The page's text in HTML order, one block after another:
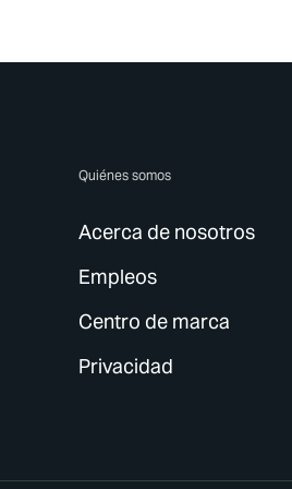
Quiénes somos
Acerca de nosotros
Empleos
Centro de marca
Privacidad